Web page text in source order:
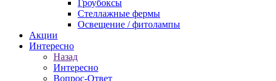
Гроубоксы
Стеллажные фермы
Освещение / фитолампы
Акции
Интересно
Назад
Интересно
Вопрос-Ответ